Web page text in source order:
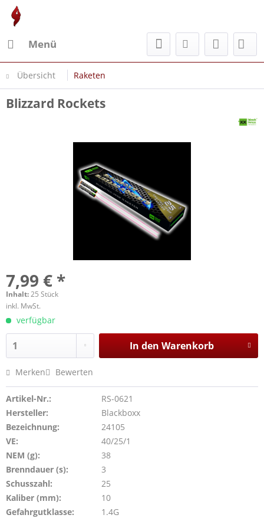
Menü
Übersicht Raketen
Blizzard Rockets
7,99 € *
Inhalt:25 Stück
inkl. MwSt.
verfügbar
In den Warenkorb
Merken Bewerten
Artikel-Nr.:
RS-0621
Hersteller:
Blackboxx
Bezeichnung:
24105
VE:
40/25/1
NEM (g):
38
Brenndauer (s):
3
Schusszahl:
25
Kaliber (mm):
10
Gefahrgutklasse:
1.4G